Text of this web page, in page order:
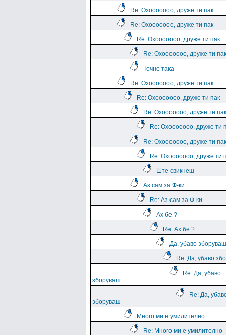
Re: Охооооооо, друже ти пак
Re: Охооооооо, друже ти пак
Re: Охооооооо, друже ти пак
Re: Охооооооо, друже ти пак
Точно така
Re: Охооооооо, друже ти пак
Re: Охооооооо, друже ти пак
Re: Охооооооо, друже ти пак
Re: Охооооооо, друже ти
Re: Охооооооо, друже ти пак
Re: Охооооооо, друже ти
Ште свикнеш
Аз сам за Ф-ки
Re: Аз сам за Ф-ки
Ах бе ?
Re: Ах бе ?
Да, убаво зборуваш
Re: Да, убаво
Re: Да, убаво
зборуваш
Re: Да,
зборуваш
Много ми е умилително
Re: Много ми е умилително